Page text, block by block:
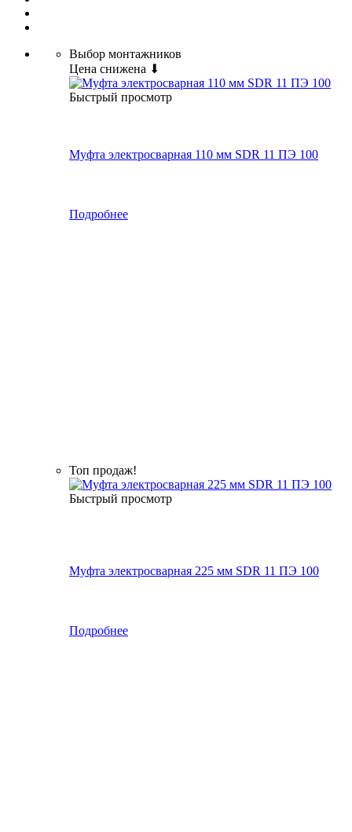
Выбор монтажников
Цена снижена ⬇
Быстрый просмотр
Муфта электросварная 110 мм SDR 11 ПЭ 100
Подробнее
Топ продаж!
Быстрый просмотр
Муфта электросварная 225 мм SDR 11 ПЭ 100
Подробнее